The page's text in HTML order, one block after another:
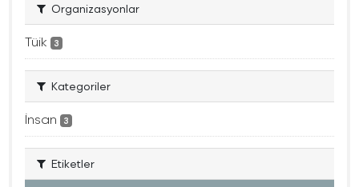
Organizasyonlar
Tüik 3
Kategoriler
İnsan 3
Etiketler